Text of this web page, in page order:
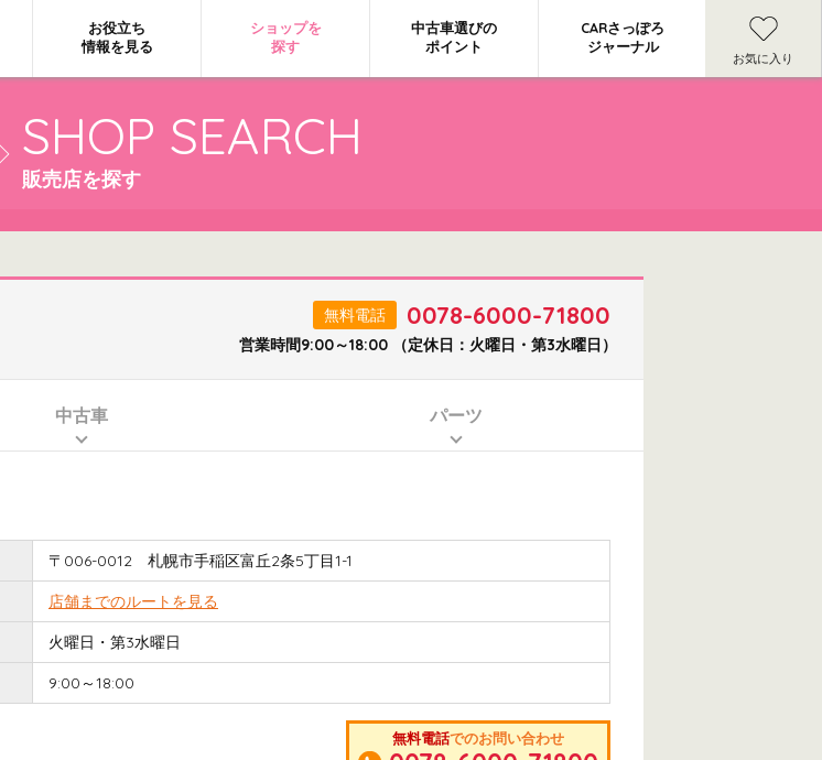
お役立ち
情報を見る
ショップを
探す
中古車選びの
ポイント
CARさっぽろ
ジャーナル
お気に入り
SHOP SEARCH
販売店を探す
無料電話 0078-6000-71800
営業時間9:00～18:00 （定休日：火曜日・第3水曜日）
中古車 パーツ
〒006-0012 札幌市手稲区富丘2条5丁目1-1
店舗までのルートを見る
火曜日・第3水曜日
9:00～18:00
無料電話でのお問い合わせ